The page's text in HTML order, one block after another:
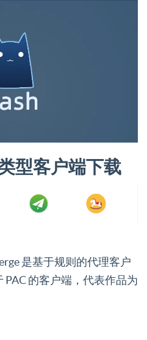
型客户端下载
是基于规则的代理客户
的客户端，代表作品为